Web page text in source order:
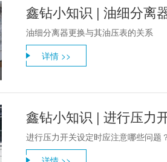
鑫钻小知识 | 油细分离
油细分离器更换与其油压表的关系
详情 >>
进行压力开关设定时应注意哪些问题